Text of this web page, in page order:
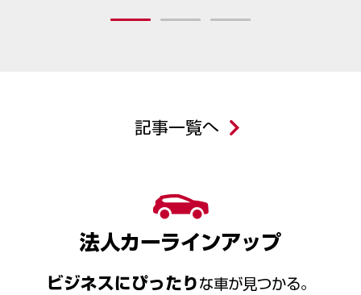
記事一覧へ
法人カーラインアップ
ビジネスにぴったり な車が見つかる。